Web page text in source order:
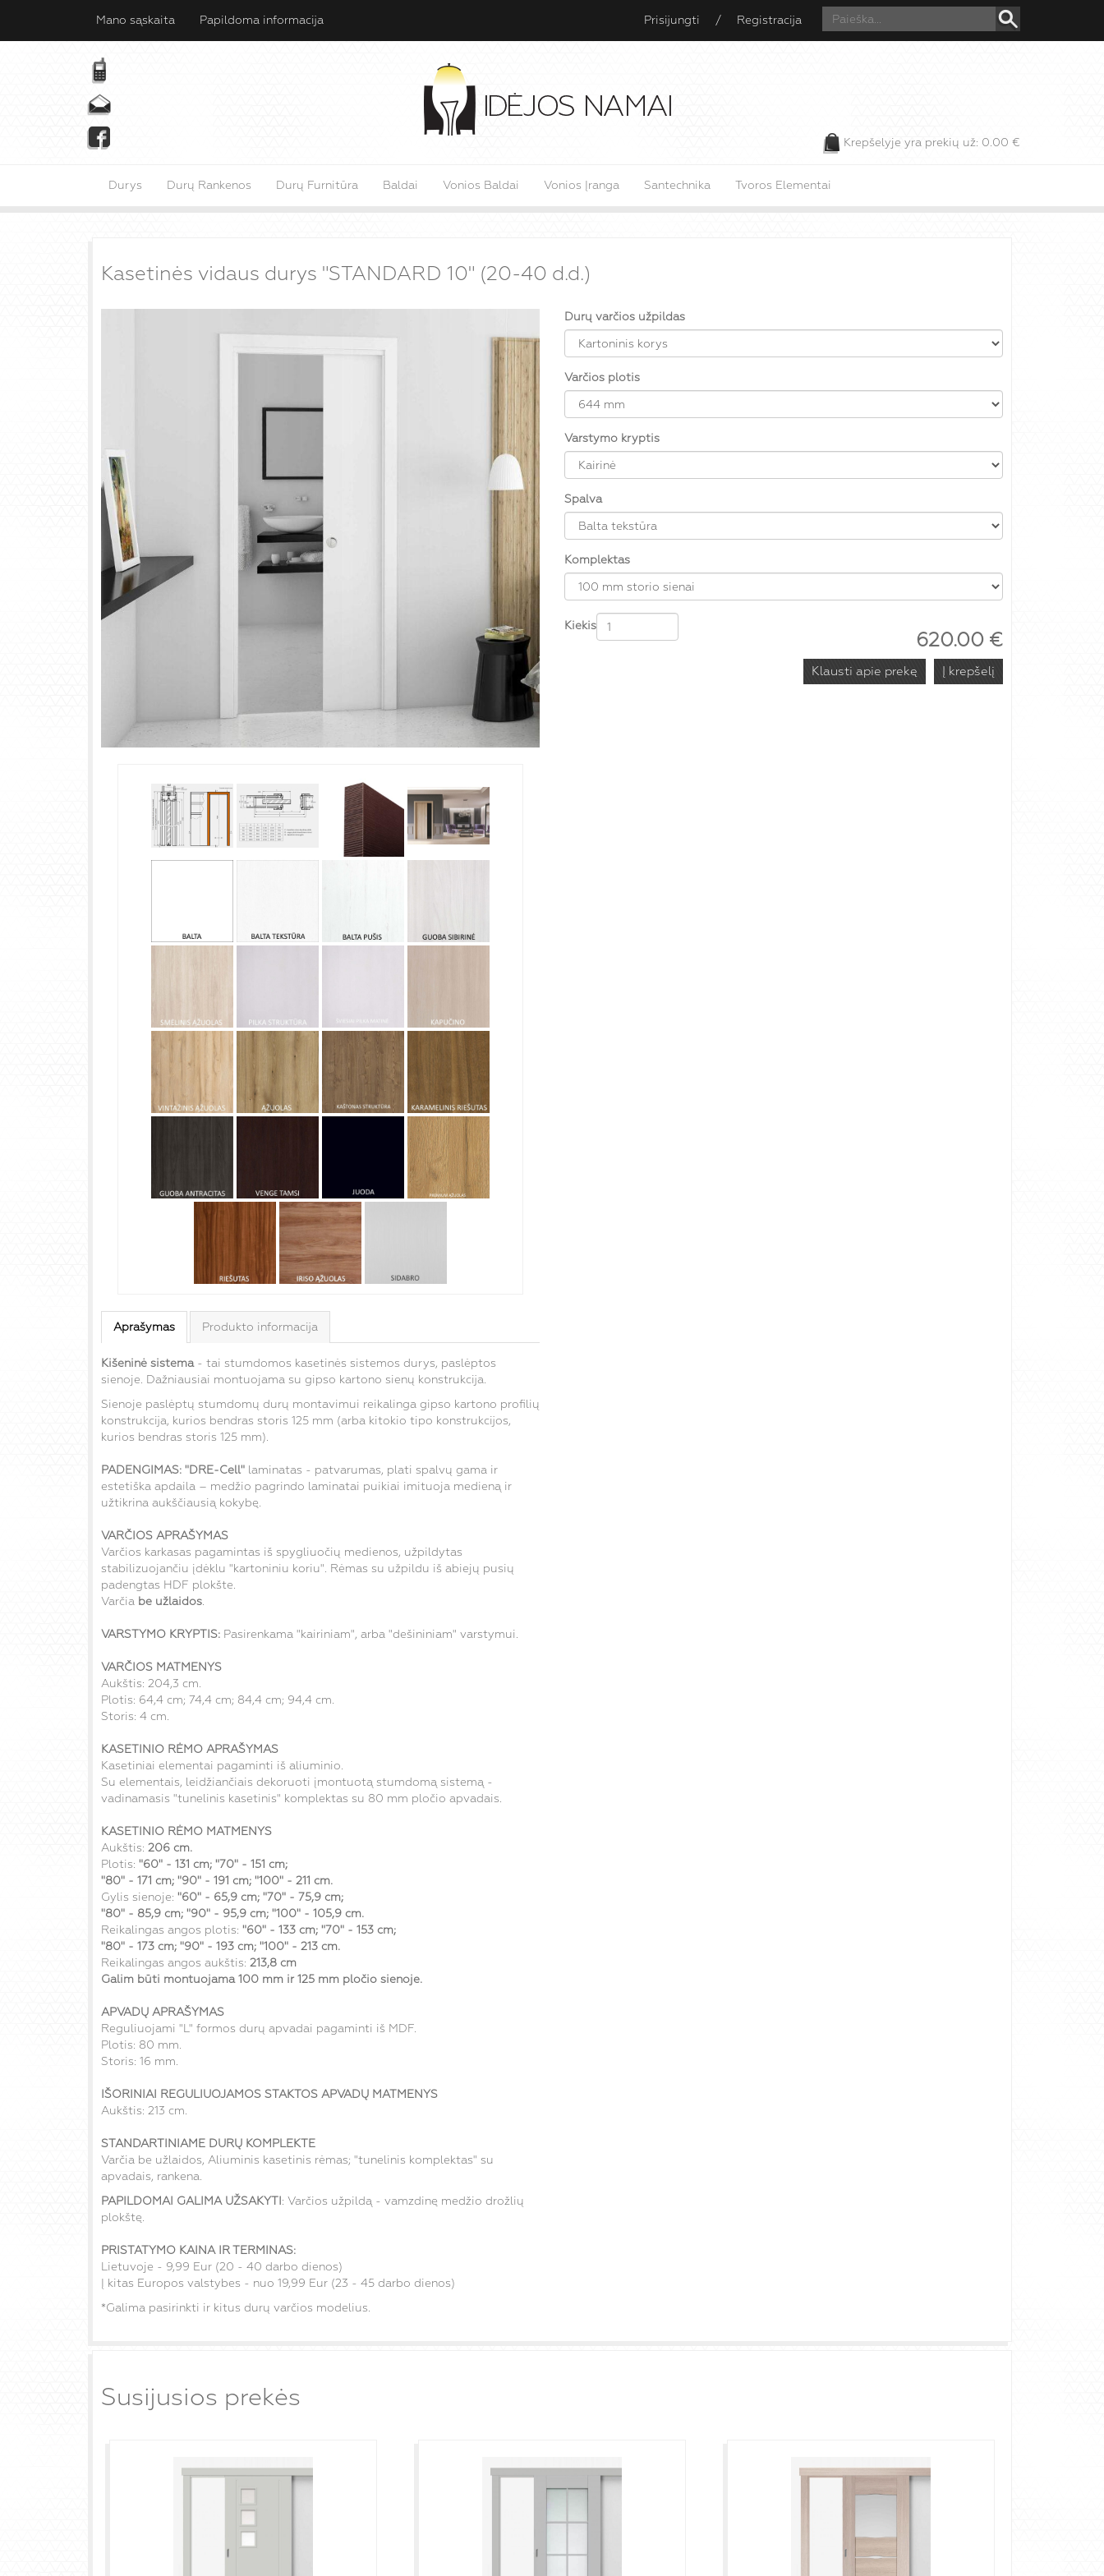
Mano sąskaita Papildoma informacija Prisijungti / Registracija
Krepšelyje yra prekių už: 0.00 €
Durys Durų Rankenos Durų Furnitūra Baldai Vonios Baldai Vonios Įranga Santechnika Tvoros Elementai
Kasetinės vidaus durys "STANDARD 10" (20-40 d.d.)
Aprašymas Produkto informacija
Kišeninė sistema- tai stumdomos kasetinės sistemos durys, paslėptos
sienoje. Dažniausiai montuojama su gipso kartono sienų konstrukcija.
Sienoje paslėptų stumdomų durų montavimui reikalinga gipso kartono profilių
konstrukcija, kurios bendras storis 125 mm (arba kitokio tipo konstrukcijos,
kurios bendras storis 125 mm).
PADENGIMAS: "DRE-Cell" laminatas - patvarumas, plati spalvų gama ir
estetiška apdaila – medžio pagrindo laminatai puikiai imituoja medieną ir
užtikrina aukščiausią kokybę.
VARČIOS APRAŠYMAS
Varčios karkasas pagamintas iš spygliuočių medienos, užpildytas
stabilizuojančiu įdėklu "kartoniniu koriu". Rėmas su užpildu iš abiejų pusių
padengtas HDF plokšte.
Varčia be užlaidos.
VARSTYMO KRYPTIS: Pasirenkama "kairiniam", arba "dešininiam" varstymui.
VARČIOS MATMENYS
Aukštis: 204,3 cm.
Plotis: 64,4 cm; 74,4 cm; 84,4 cm; 94,4 cm.
Storis: 4 cm.
KASETINIO RĖMO APRAŠYMAS
Kasetiniai elementai pagaminti iš aliuminio.
Su elementais, leidžiančiais dekoruoti įmontuotą stumdomą sistemą -
vadinamasis "tunelinis kasetinis" komplektas su 80 mm pločio apvadais.
KASETINIO RĖMO MATMENYS
Aukštis: 206 cm.
Plotis: "60" - 131 cm; "70" - 151 cm;
"80" - 171 cm; "90" - 191 cm; "100" - 211 cm.
Gylis sienoje: "60" - 65,9 cm; "70" - 75,9 cm;
"80" - 85,9 cm; "90" - 95,9 cm; "100" - 105,9 cm.
Reikalingas angos plotis: "60" - 133 cm; "70" - 153 cm;
"80" - 173 cm; "90" - 193 cm; "100" - 213 cm.
Reikalingas angos aukštis: 213,8 cm
Galim būti montuojama 100 mm ir 125 mm pločio sienoje.
APVADŲ APRAŠYMAS
Reguliuojami "L" formos durų apvadai pagaminti iš MDF.
Plotis: 80 mm.
Storis: 16 mm.
IŠORINIAI REGULIUOJAMOS STAKTOS APVADŲ MATMENYS
Aukštis: 213 cm.
STANDARTINIAME DURŲ KOMPLEKTE
Varčia be užlaidos, Aliuminis kasetinis rėmas; "tunelinis komplektas" su
apvadais, rankena.
PAPILDOMAI GALIMA UŽSAKYTI: Varčios užpildą - vamzdinę medžio drožlių
plokštę.
PRISTATYMO KAINA IR TERMINAS:
Lietuvoje - 9,99 Eur (20 - 40 darbo dienos)
Į kitas Europos valstybes - nuo 19,99 Eur (23 - 45 darbo dienos)
*Galima pasirinkti ir kitus durų varčios modelius.
Durų varčios užpildas
Varčios plotis
Varstymo kryptis
Spalva
Komplektas
620.00 €
Kiekis
Klausti apie prekę
Susijusios prekės